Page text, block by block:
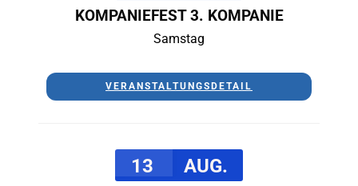
KOMPANIEFEST 3. KOMPANIE
Samstag
VERANSTALTUNGSDETAIL
13 AUG.